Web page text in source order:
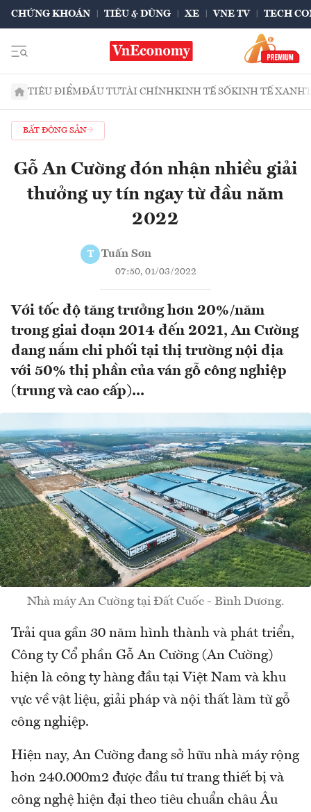
CHỨNG KHOÁN TIÊU & DÙNG XE VNE TV TECH
TIÊU ĐIỂMĐẦU TƯTÀI CHÍNHKINH TẾ SỐKINH TẾ XANH
BẤT ĐỘNG SẢN
Gỗ An Cường đón nhận nhiều giải
thưởng uy tín ngay từ đầu năm
2022
T Tuấn Sơn
07:50, 01/03/2022
Với tốc độ tăng trưởng hơn 20%/năm
trong giai đoạn 2014 đến 2021, An Cường
đang nắm chi phối tại thị trường nội địa
với 50% thị phần của ván gỗ công nghiệp
(trung và cao cấp)...
Nhà máy An Cường tại Đất Cuốc - Bình Dương.
Trải qua gần 30 năm hình thành và phát triển,
Công ty Cổ phần Gỗ An Cường (An Cường)
hiện là công ty hàng đầu tại Việt Nam và khu
vực về vật liệu, giải pháp và nội thất làm từ gỗ
công nghiệp.
Hiện nay, An Cường đang sở hữu nhà máy rộng
hơn 240.000m2 được đầu tư trang thiết bị và
công nghệ hiện đại theo tiêu chuẩn châu Âu